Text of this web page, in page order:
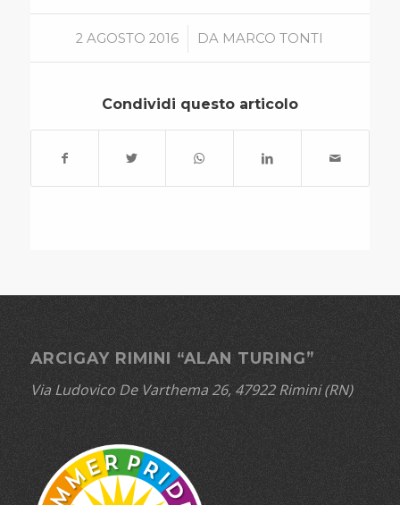
2 AGOSTO 2016
/ DA MARCO TONTI
Condividi questo articolo
ARCIGAY RIMINI “ALAN TURING”
Via Ludovico De Varthema 26, 47922 Rimini (RN)